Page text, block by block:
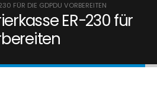
FÜR DIE GDPDU VORBEREITEN
ER-230 für